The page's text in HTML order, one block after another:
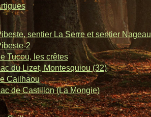
sentier La Serre et sentier Nageau
2
Tucou, les crêtes
du Lizet, Montesquiou (32)
Cailhaou
de Castillon (La Mongie)